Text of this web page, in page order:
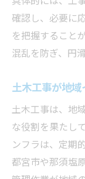
確認し、必要に
を把握すること
混乱を防ぎ、円
土木工事が地域
土木工事は、地
な役割を果たし
ンフラは、定期
都宮市や那須塩